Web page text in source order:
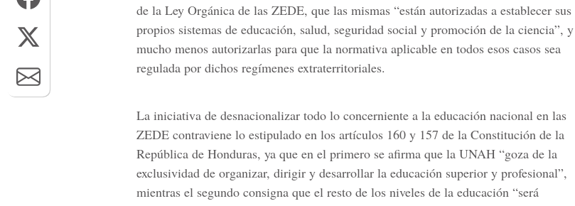
de la Ley Orgánica de las ZEDE, que las mismas “están autorizadas a establecer sus
propios sistemas de educación, salud, seguridad social y promoción de la ciencia”, y
mucho menos autorizarlas para que la normativa aplicable en todos esos casos sea
regulada por dichos regímenes extraterritoriales.
La iniciativa de desnacionalizar todo lo concerniente a la educación nacional en las
ZEDE contraviene lo estipulado en los artículos 160 y 157 de la Constitución de la
República de Honduras, ya que en el primero se afirma que la UNAH “goza de la
exclusividad de organizar, dirigir y desarrollar la educación superior y profesional”,
mientras el segundo consigna que el resto de los niveles de la educación “será